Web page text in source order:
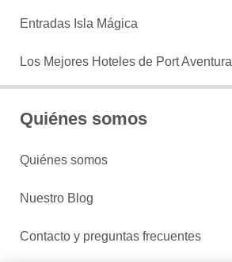
Entradas Isla Mágica
Los Mejores Hoteles de Port Aventura
Quiénes somos
Quiénes somos
Nuestro Blog
Contacto y preguntas frecuentes